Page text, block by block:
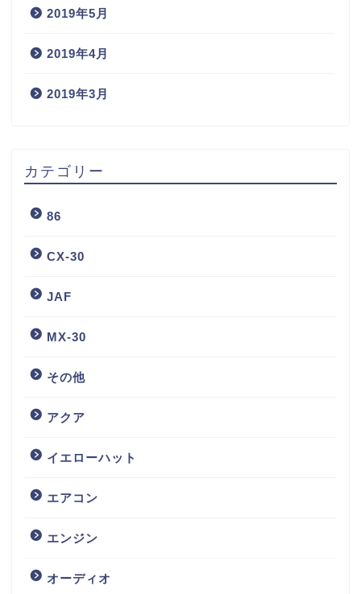
2019年5月
2019年4月
2019年3月
カテゴリー
86
CX-30
JAF
MX-30
その他
アクア
イエローハット
エアコン
エンジン
オーディオ